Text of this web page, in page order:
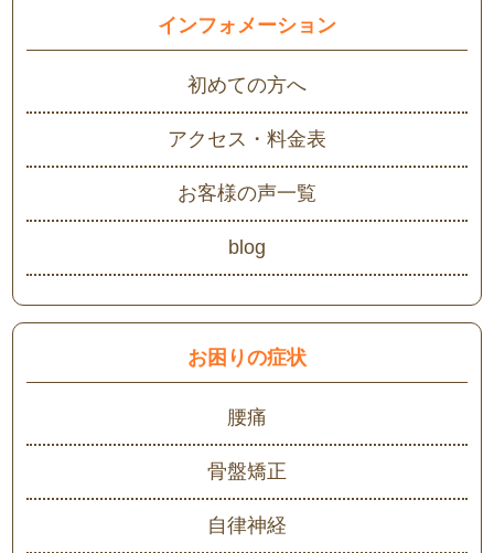
インフォメーション
初めての方へ
アクセス・料金表
お客様の声一覧
blog
お困りの症状
腰痛
骨盤矯正
自律神経